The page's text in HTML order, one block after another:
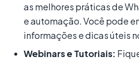
as melhores práticas de
e automação. Você pode
informações e dicas úteis
Webinars e Tutoriais: